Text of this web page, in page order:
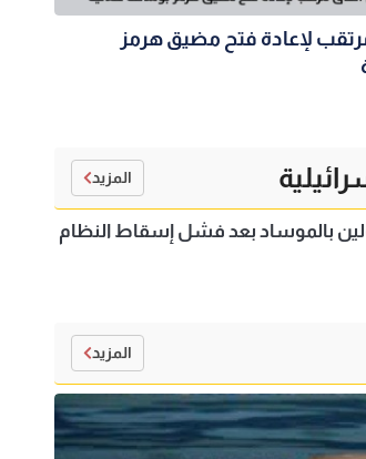
لإعادة فتح مضيق هرمز
المزيد
بالموساد بعد فشل إسقاط النظام
المزيد